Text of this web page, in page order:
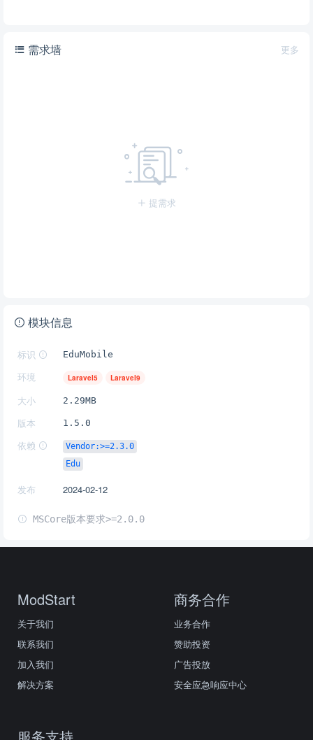
更多
需求墙
提需求
模块信息
标识 EduMobile
环境 Laravel5 Laravel9
大小 2.29MB
版本 1.5.0
依赖
Vendor:>=2.3.0
Edu
发布 2024-02-12
MSCore版本要求>=2.0.0
ModStart
关于我们
联系我们
加入我们
解决方案
商务合作
业务合作
赞助投资
广告投放
安全应急响应中心